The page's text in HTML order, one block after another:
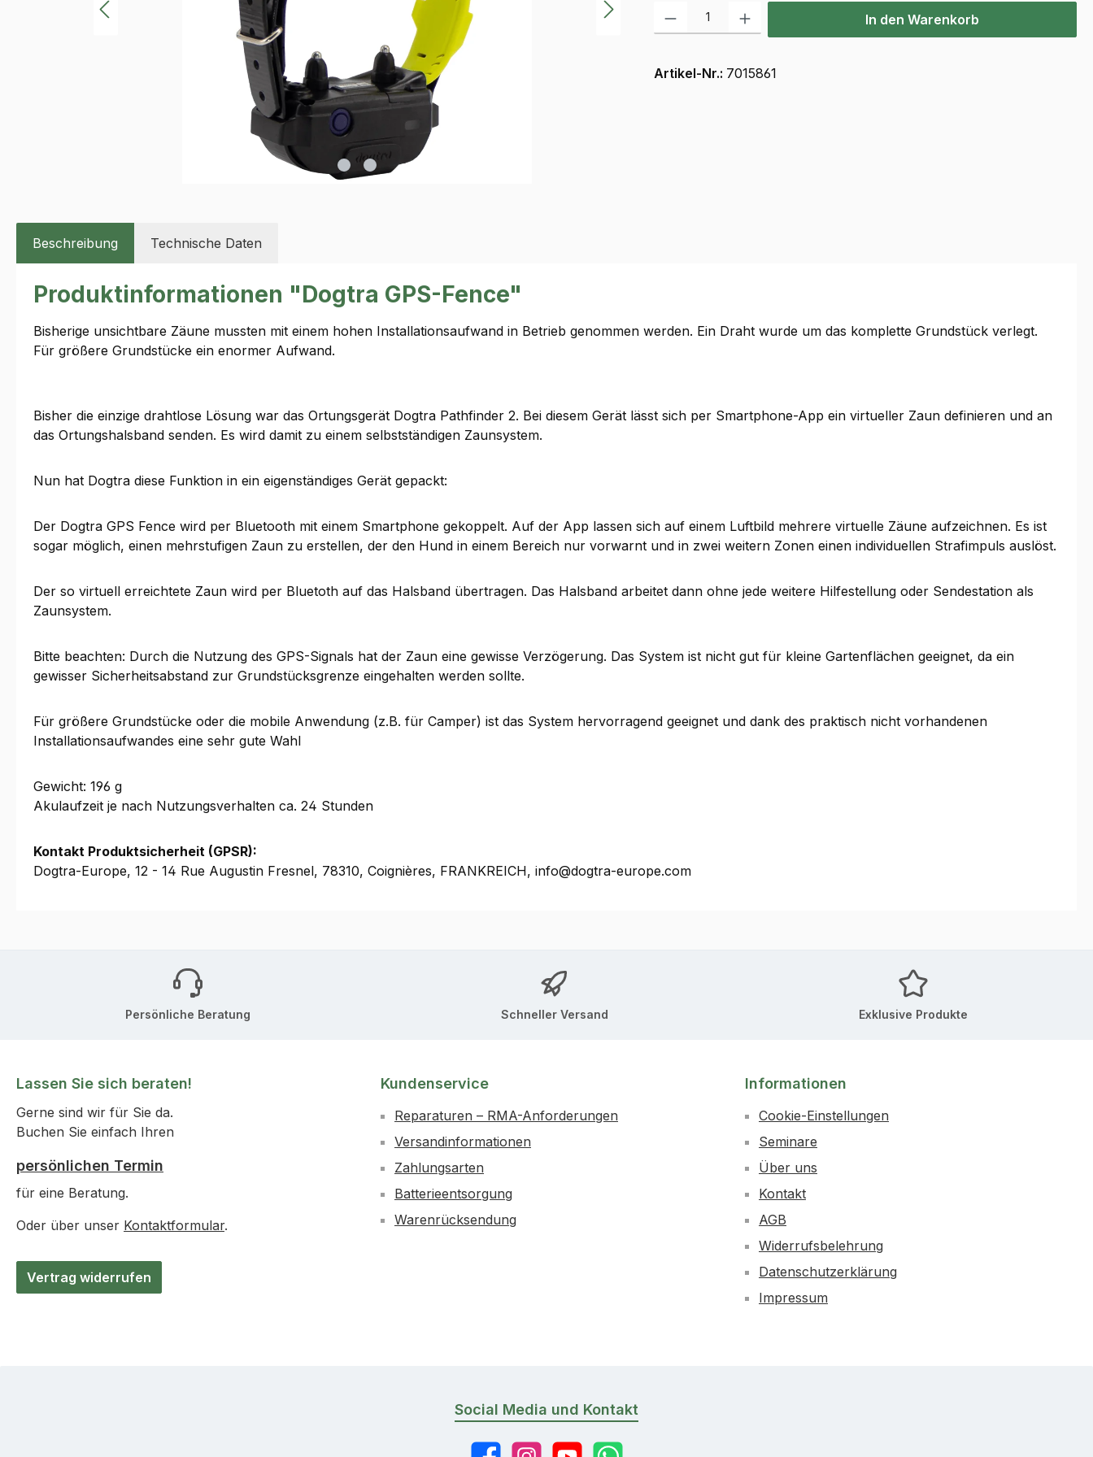
Produkt Anzahl: Gib den gewünschten Wert ein oder benutze die Schaltflächen
In den Warenkorb
Artikel-Nr.: 7015861
Beschreibung Technische Daten
Produktinformationen "Dogtra GPS-Fence"
Bisherige unsichtbare Zäune mussten mit einem hohen Installationsaufwand in Betrieb genommen werden. Ein Draht wurde um das komplette Grundstück verlegt.
Für größere Grundstücke ein enormer Aufwand.
Bisher die einzige drahtlose Lösung war das Ortungsgerät Dogtra Pathfinder 2. Bei diesem Gerät lässt sich per Smartphone-App ein virtueller Zaun definieren und an
das Ortungshalsband senden. Es wird damit zu einem selbstständigen Zaunsystem.
Nun hat Dogtra diese Funktion in ein eigenständiges Gerät gepackt:
Der Dogtra GPS Fence wird per Bluetooth mit einem Smartphone gekoppelt. Auf der App lassen sich auf einem Luftbild mehrere virtuelle Zäune aufzeichnen. Es ist
sogar möglich, einen mehrstufigen Zaun zu erstellen, der den Hund in einem Bereich nur vorwarnt und in zwei weitern Zonen einen individuellen Strafimpuls auslöst.
Der so virtuell erreichtete Zaun wird per Bluetoth auf das Halsband übertragen. Das Halsband arbeitet dann ohne jede weitere Hilfestellung oder Sendestation als
Zaunsystem.
Bitte beachten: Durch die Nutzung des GPS-Signals hat der Zaun eine gewisse Verzögerung. Das System ist nicht gut für kleine Gartenflächen geeignet, da ein
gewisser Sicherheitsabstand zur Grundstücksgrenze eingehalten werden sollte.
Für größere Grundstücke oder die mobile Anwendung (z.B. für Camper) ist das System hervorragend geeignet und dank des praktisch nicht vorhandenen
Installationsaufwandes eine sehr gute Wahl
Gewicht: 196 g
Akulaufzeit je nach Nutzungsverhalten ca. 24 Stunden
Kontakt Produktsicherheit (GPSR):
Dogtra-Europe, 12 - 14 Rue Augustin Fresnel, 78310, Coignières, FRANKREICH, info@dogtra-europe.com
Persönliche Beratung Schneller Versand Exklusive Produkte
Lassen Sie sich beraten!
Gerne sind wir für Sie da.
Buchen Sie einfach Ihren
persönlichen Termin
für eine Beratung.
Oder über unser Kontaktformular.
Vertrag widerrufen
Kundenservice
Reparaturen – RMA-Anforderungen
Versandinformationen
Zahlungsarten
Batterieentsorgung
Warenrücksendung
Informationen
Cookie-Einstellungen
Seminare
Über uns
Kontakt
AGB
Widerrufsbelehrung
Datenschutzerklärung
Impressum
Social Media und Kontakt